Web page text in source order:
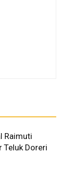
Raimuti
Teluk Doreri